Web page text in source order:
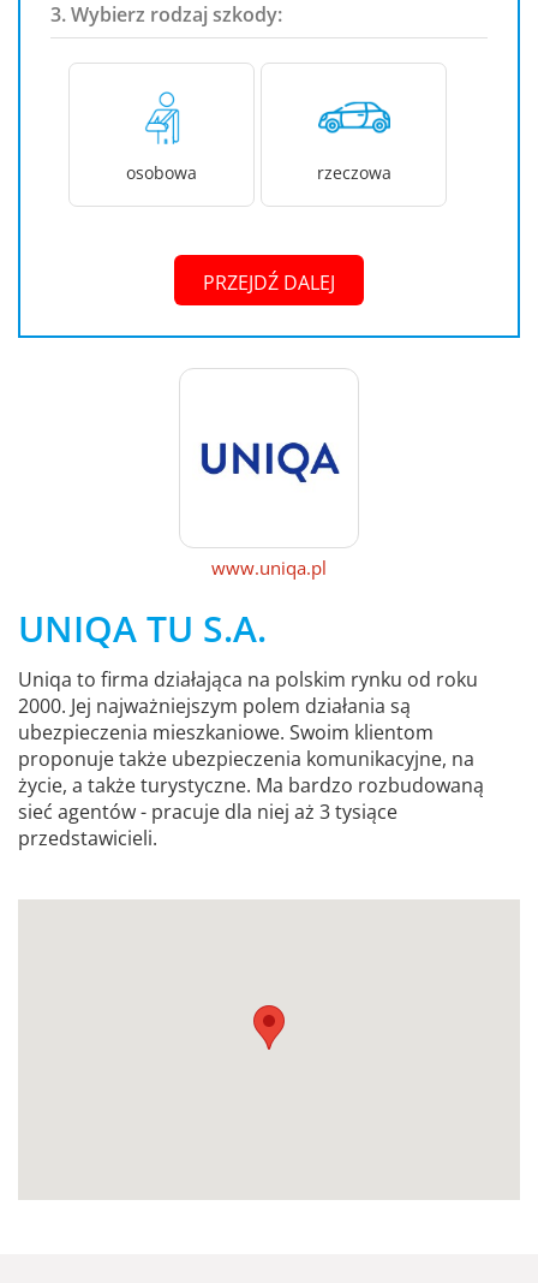
3. Wybierz rodzaj szkody:
osobowa rzeczowa
PRZEJDŹ DALEJ
www.uniqa.pl
UNIQA TU S.A.
Uniqa to firma działająca na polskim rynku od roku
2000. Jej najważniejszym polem działania są
ubezpieczenia mieszkaniowe. Swoim klientom
proponuje także ubezpieczenia komunikacyjne, na
życie, a także turystyczne. Ma bardzo rozbudowaną
sieć agentów - pracuje dla niej aż 3 tysiące
przedstawicieli.